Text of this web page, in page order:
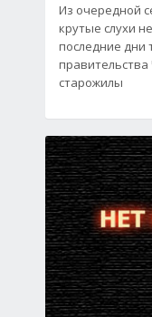
Из очередной
крутые слухи
последние
правительства
старожилы